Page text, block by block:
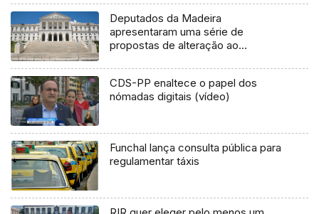
Deputados da Madeira
apresentaram uma série de
propostas de alteração ao
CDS-PP enaltece o papel dos
nómadas digitais (vídeo)
Funchal lança consulta pública para
regulamentar táxis